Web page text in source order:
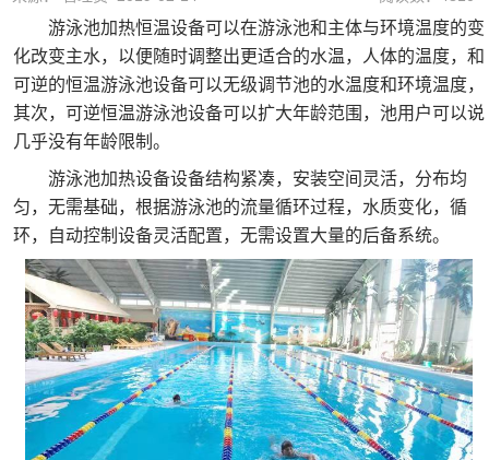
游泳池加热恒温设备可以在游泳池和主体与环境温度的变
化改变主水，以便随时调整出更适合的水温，人体的温度，和
可逆的恒温游泳池设备可以无级调节池的水温度和环境温度，
其次，可逆恒温游泳池设备可以扩大年龄范围，池用户可以说
几乎没有年龄限制。
游泳池加热设备设备结构紧凑，安装空间灵活，分布均
匀，无需基础，根据游泳池的流量循环过程，水质变化，循
环，自动控制设备灵活配置，无需设置大量的后备系统。